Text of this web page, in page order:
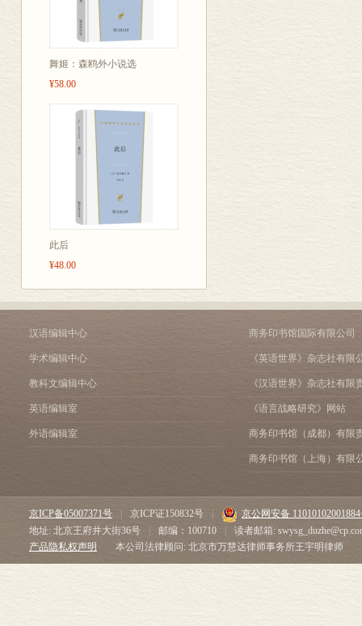
舞姬：森鸥外小说选
¥58.00
此后
¥48.00
汉语编辑中心
学术编辑中心
教科文编辑中心
英语编辑室
外语编辑室
商务印书馆国际有限公司
《英语世界》杂志社有限
《汉语世界》杂志社有限
《语言战略研究》网站
商务印书馆（成都）有限
商务印书馆（上海）有限
京ICP备05007371号 京ICP证150832号
京公网安备
地址: 北京王府井大街36号
邮编：100710
读者邮箱:
产品隐私权声明
本公司法律顾问: 北京市万慧达律师事务所王宇明律师